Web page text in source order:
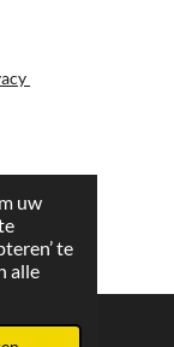
uw
te
alle